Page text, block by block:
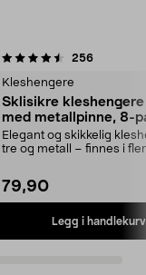
256
Kleshengere
Sklisikre
med metallpinne, 8-
Elegant og skikkelig
tre og metall – finnes i
79,90
Legg i handlekurv
4.5av 5 stjerner